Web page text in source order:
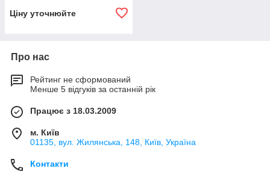
Ціну уточнюйте
Про нас
Рейтинг не сформований
Менше 5 відгуків за останній рік
Працює з 18.03.2009
м. Київ
01135, вул. Жилянська, 148, Київ, Україна
Контакти